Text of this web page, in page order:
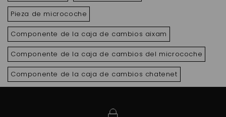
Pieza de microcoche
Componente de la caja de cambios aixam
Componente de la caja de cambios del microcoche
Componente de la caja de cambios chatenet